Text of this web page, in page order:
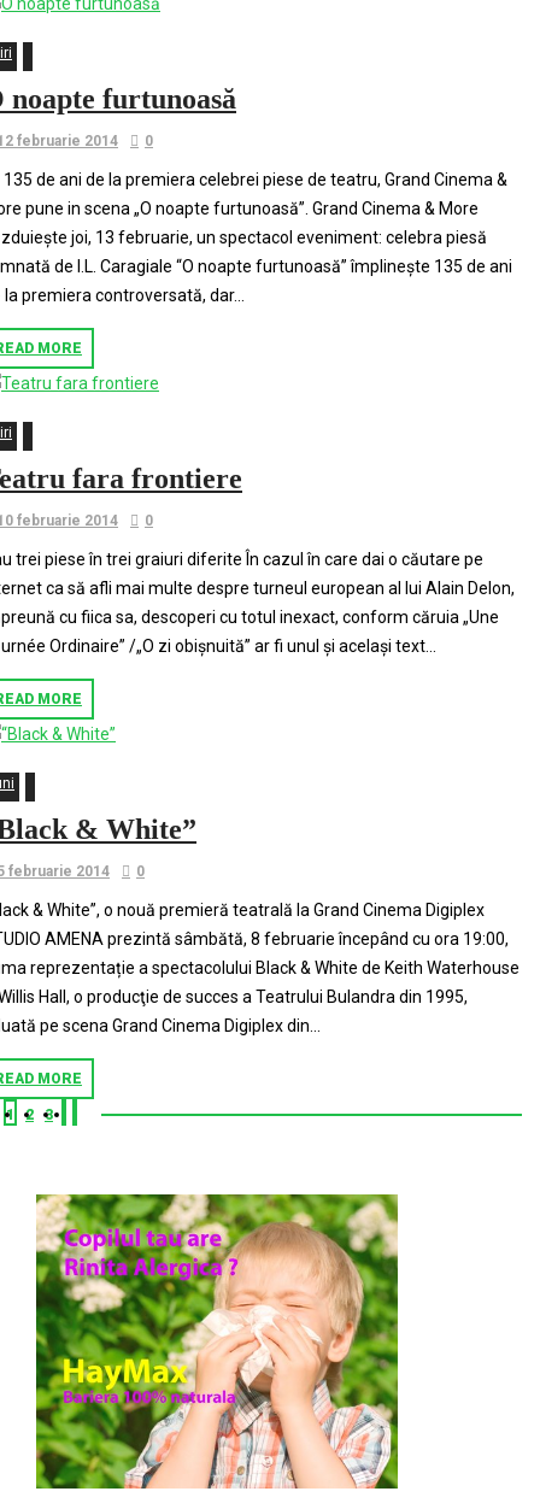
noapte furtunoasă
februarie 2014 0
135 de ani de la premiera celebrei piese de teatru, Grand Cinema &
pune in scena „O noapte furtunoasă”. Grand Cinema & More
joi, 13 februarie, un spectacol eveniment: celebra piesă
de I.L. Caragiale “O noapte furtunoasă” împlineşte 135 de ani
la premiera controversată, dar...
MORE
fara frontiere
februarie 2014 0
trei piese în trei graiuri diferite În cazul în care dai o căutare pe
ca să afli mai multe despre turneul european al lui Alain Delon,
cu fiica sa, descoperi cu totul inexact, conform căruia „Une
Ordinaire” /„O zi obișnuită” ar fi unul și același text...
MORE
& White”
februarie 2014 0
& White”, o nouă premieră teatrală la Grand Cinema Digiplex
AMENA prezintă sâmbătă, 8 februarie începând cu ora 19:00,
reprezentație a spectacolului Black & White de Keith Waterhouse
Hall, o producţie de succes a Teatrului Bulandra din 1995,
pe scena Grand Cinema Digiplex din...
MORE
1 2 3